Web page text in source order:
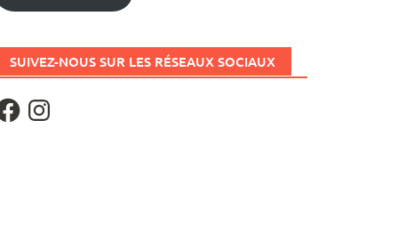
SUIVEZ-NOUS SUR LES RÉSEAUX SOCIAUX
Instagram